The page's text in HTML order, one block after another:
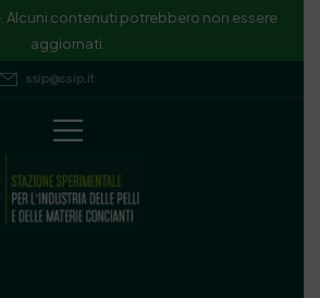
Alcuni contenuti potrebbero non essere
aggiornati.
ssip@ssip.it